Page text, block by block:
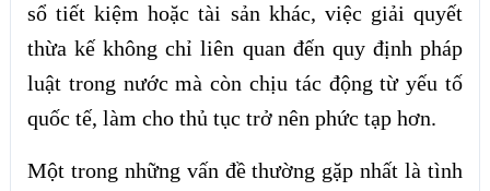
sổ tiết kiệm hoặc tài sản khác, việc giải quyết
thừa kế không chỉ liên quan đến quy định pháp
luật trong nước mà còn chịu tác động từ yếu tố
quốc tế, làm cho thủ tục trở nên phức tạp hơn.
Một trong những vấn đề thường gặp nhất là tình